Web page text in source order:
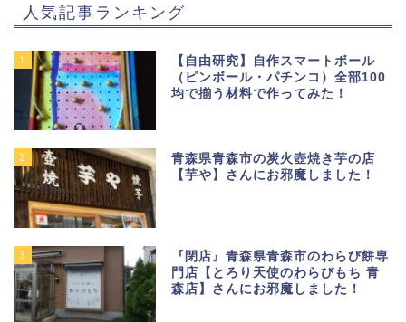
人気記事ランキング
1
【自由研究】自作スマートボール
（ピンボール・パチンコ）全部100
均で揃う材料で作ってみた！
2
青森県青森市の炭火壺焼き芋の店
【芋や】さんにお邪魔しました！
3
『閉店』青森県青森市のわらび餅専
門店【とろり天使のわらびもち 青
森店】さんにお邪魔しました！